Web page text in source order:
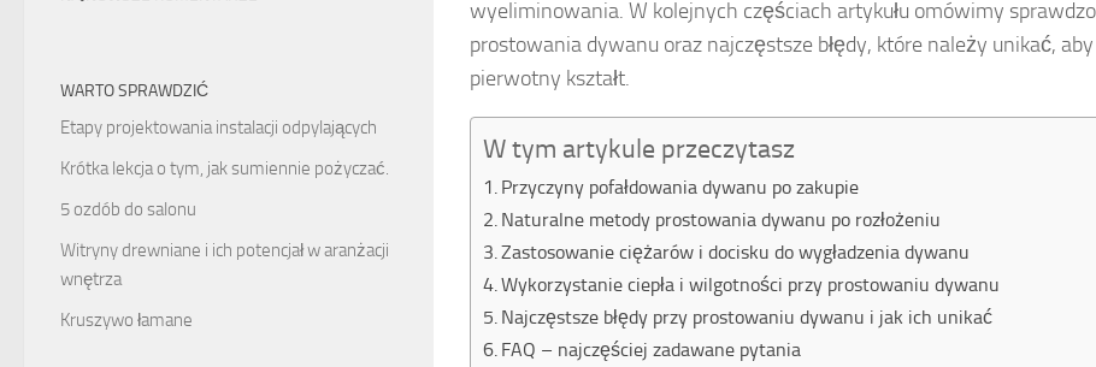
wyeliminowania. W kolejnych częściach artykułu omówimy
prostowania dywanu oraz najczęstsze błędy, które należy unikać,
pierwotny kształt.
W tym artykule przeczytasz
Przyczyny pofałdowania dywanu po zakupie
Naturalne metody prostowania dywanu po rozłożeniu
Zastosowanie ciężarów i docisku do wygładzenia dywanu
Wykorzystanie ciepła i wilgotności przy prostowaniu dywanu
Najczęstsze błędy przy prostowaniu dywanu i jak ich unikać
FAQ – najczęściej zadawane pytania
WARTO SPRAWDZIĆ
Etapy projektowania instalacji odpylających
Krótka lekcja o tym, jak sumiennie pożyczać.
5 ozdób do salonu
Witryny drewniane i ich potencjał w aranżacji
wnętrza
Kruszywo łamane